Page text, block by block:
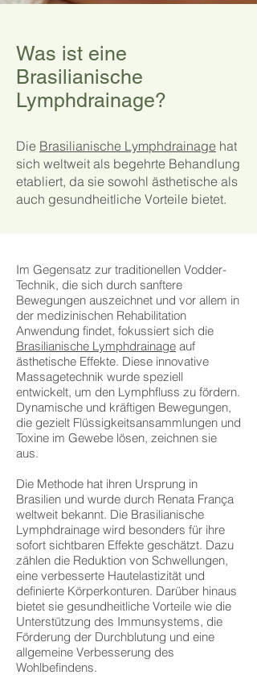
Was ist eine
Brasilianische
Lymphdrainage?
Die Brasilianische Lymphdrainage hat
sich weltweit als begehrte Behandlung
etabliert, da sie sowohl ästhetische als
auch gesundheitliche Vorteile bietet.
Im Gegensatz zur traditionellen Vodder-
Technik, die sich durch sanftere
Bewegungen auszeichnet und vor allem in
der medizinischen Rehabilitation
Anwendung findet, fokussiert sich die
Brasilianische Lymphdrainage auf
ästhetische Effekte. Diese innovative
Massagetechnik wurde speziell
entwickelt, um den Lymphfluss zu fördern.
Dynamische und kräftigen Bewegungen,
die gezielt Flüssigkeitsansammlungen und
Toxine im Gewebe lösen, zeichnen sie
aus.
Die Methode hat ihren Ursprung in
Brasilien und wurde durch Renata França
weltweit bekannt. Die Brasilianische
Lymphdrainage wird besonders für ihre
sofort sichtbaren Effekte geschätzt. Dazu
zählen die Reduktion von Schwellungen,
eine verbesserte Hautelastizität und
definierte Körperkonturen. Darüber hinaus
bietet sie gesundheitliche Vorteile wie die
Unterstützung des Immunsystems, die
Förderung der Durchblutung und eine
allgemeine Verbesserung des
Wohlbefindens.